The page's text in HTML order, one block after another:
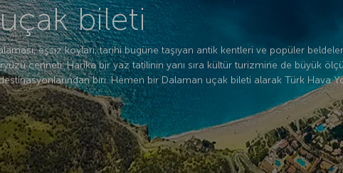
bileti
eşsiz koyları, tarihi bugüne taşıyan antik kentleri ve popüler
cenneti. Harika bir yaz tatilinin yanı sıra kültür turizmine de büyük
biri. Hemen bir Dalaman uçak bileti alarak Türk Hava